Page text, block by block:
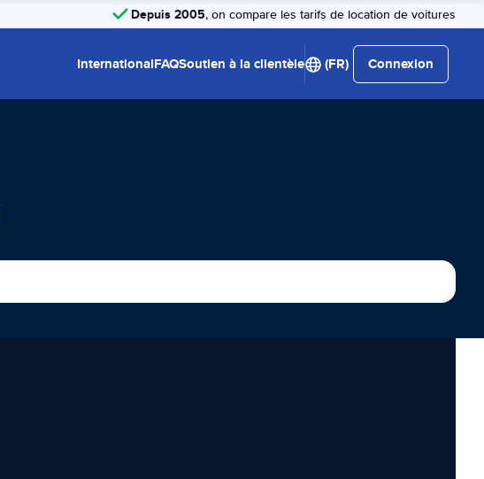
Depuis 2005, on compare les tarifs de location de voitures
InternationalFAQSoutien à la clientèle (FR) Connexion